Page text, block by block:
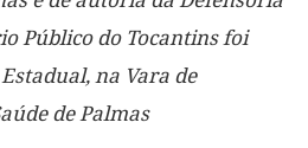
Público do Tocantins foi
na Vara de
de Palmas